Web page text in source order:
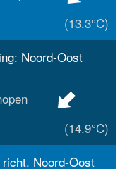
(13.3°C)
Noord-Oost
(14.9°C)
Noord-Oost